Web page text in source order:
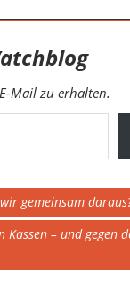
Mail zu erhalten.
gemeinsam
– und gegen